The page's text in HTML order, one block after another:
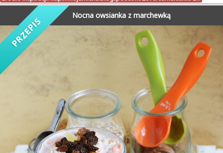
Nocna owsianka z marchewką